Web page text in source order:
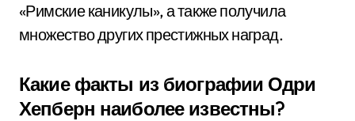
«Римские каникулы», а также получила
множество других престижных наград.
Какие факты из биографии Одри
Хепберн наиболее известны?